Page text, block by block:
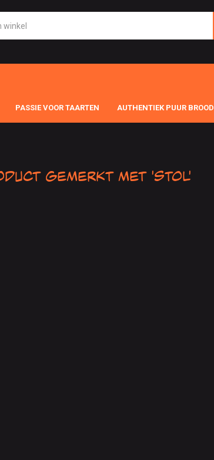
PASSIE VOOR TAARTEN AUTHENTIEK PUUR BROOD
gemerkt met 'stol'